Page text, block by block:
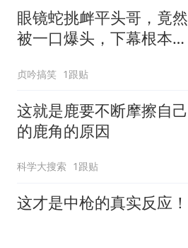
眼镜蛇挑衅平头哥，竟然
被一口爆头，下幕根本不
贞吟搞笑 1跟贴
这就是鹿要不断摩擦自己
的鹿角的原因
科学大搜索 1跟贴
这才是中枪的真实反应！